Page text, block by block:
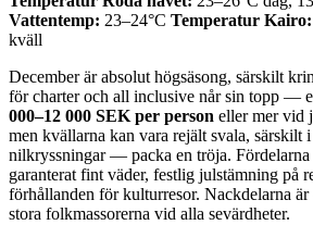
Vattentemp: 23–24°C Temperatur Kairo:
kväll
December är absolut högsäsong, särskilt
för charter och all inclusive når sin topp —
000–12 000 SEK per person eller mer vid
men kvällarna kan vara rejält svala, särskilt
nilkryssningar — packa en tröja. Fördelarna
garanterat fint väder, festlig julstämning på
förhållanden för kulturresor. Nackdelarna är
stora folkmassorerna vid alla sevärdheter.